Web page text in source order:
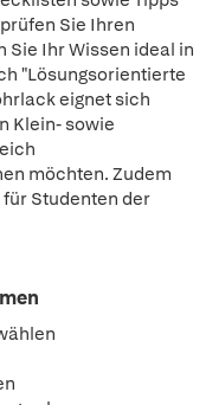
Sie Ihren
Ihr Wissen ideal in
"Lösungsorientierte
eignet sich
Klein- sowie
möchten. Zudem
Studenten der